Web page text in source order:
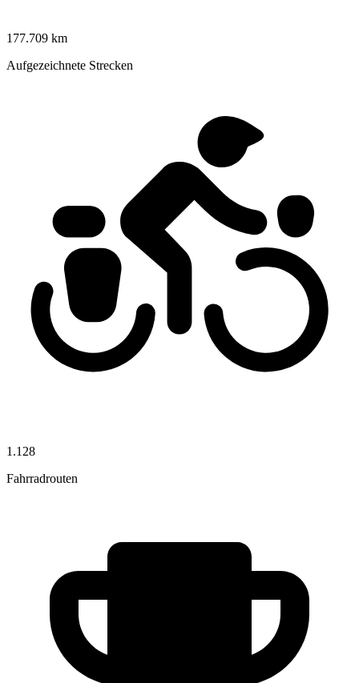
177.709 km
Aufgezeichnete Strecken
1.128
Fahrradrouten